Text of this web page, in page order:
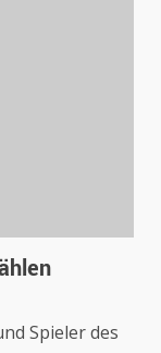
Spieler des